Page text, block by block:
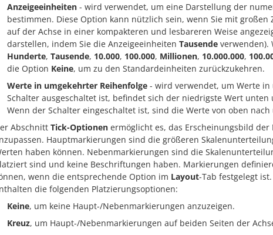
Anzeigeeinheiten - wird verwendet, um eine Darstellung der
bestimmen. Diese Option kann nützlich sein, wenn Sie mit
auf der Achse in einer kompakteren und lesbareren Weise
darstellen, indem Sie die Anzeigeeinheiten Tausende verwenden).
Hunderte, Tausende, 10.000, 100.000, Millionen, 10.000.000,
die Option Keine, um zu den Standardeinheiten zurückzukehren.
Werte in umgekehrter Reihenfolge - wird verwendet, um Werte
Schalter ausgeschaltet ist, befindet sich der niedrigste Wert
Wenn der Schalter eingeschaltet ist, sind die Werte von oben
Abschnitt Tick-Optionen ermöglicht es, das Erscheinungsbild
Hauptmarkierungen sind die größeren
haben können. Nebenmarkierungen sind die
sind und keine Beschriftungen haben. Markierungen
wenn die entsprechende Option im Layout-Tab festgelegt
die folgenden Platzierungsoptionen:
Keine, um keine Haupt-/Nebenmarkierungen anzuzeigen.
Kreuz, um Haupt-/Nebenmarkierungen auf beiden Seiten der